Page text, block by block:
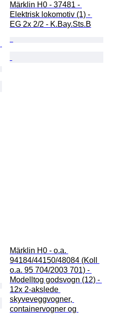
Märklin H0 - 37481 -
Elektrisk lokomotiv (1) -
EG 2x 2/2 - K.Bay.Sts.B
Märklin H0 - o.a.
94184/44150/48084 (Koll
o.a. 95 704/2003 701) -
Modelltog godsvogn (12) -
12x 2-akslede
skyveveggvogner,
containervogner og